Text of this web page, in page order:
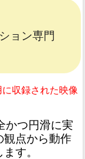
ョン専門
収録された映像
かつ円滑に実
観点から動作
す。